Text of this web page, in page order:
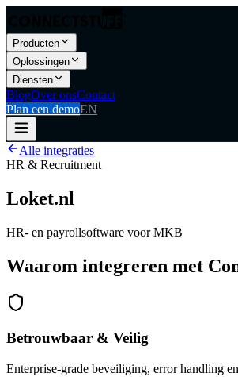
Producten
Oplossingen
Diensten
BlogOver onsContact
Plan een demoEN
Alle integraties
HR & Recruitment
Loket.nl
HR- en payrollsoftware voor MKB
Waarom integreren met
Betrouwbaar & Veilig
Enterprise-grade beveiliging, error handling